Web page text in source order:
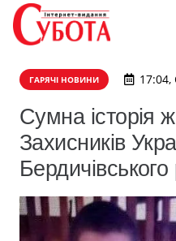
ГАРЯЧІ НОВИНИ 17:04,
Сумна історія
Захисників